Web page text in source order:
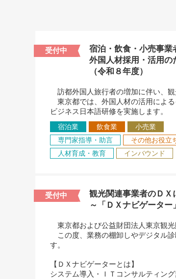
宿泊・飲食・小売事業
外国人材採用・活用
（令和８年度）
受付中
訪都外国人旅行者の増加に伴い、観
東京都では、外国人材の活用によ
ビジネス日本語研修を実施します。
宿泊業 飲食業
小売業
専門家指導・助言
その他お役立
人材育成・教育
インバウンド
観光関連事業者のＤＸ
～「ＤＸナビゲータ
受付中
東京都および公益財団法人東京観
この度、業務の棚卸しやデジタル
す。
【ＤＸナビゲーターとは】
システム導入・ＩＴコンサルティン